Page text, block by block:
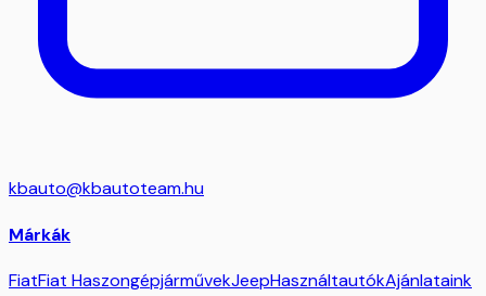
kbauto@kbautoteam.hu
Márkák
FiatFiat HaszongépjárművekJeepHasználtautókAjánlataink